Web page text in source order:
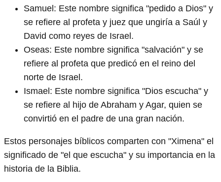
Samuel: Este nombre significa "pedido a Dios" y
se refiere al profeta y juez que ungiría a Saúl y
David como reyes de Israel.
Oseas: Este nombre significa "salvación" y se
refiere al profeta que predicó en el reino del
norte de Israel.
Ismael: Este nombre significa "Dios escucha" y
se refiere al hijo de Abraham y Agar, quien se
convirtió en el padre de una gran nación.
Estos personajes bíblicos comparten con "Ximena" el
significado de "el que escucha" y su importancia en la
historia de la Biblia.